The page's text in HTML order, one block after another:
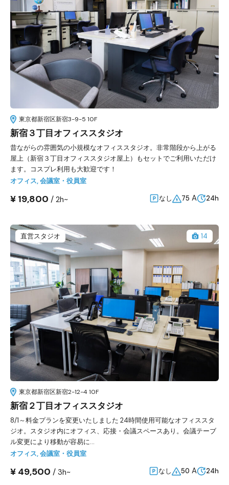
東京都新宿区新宿3-9-5 10F
新宿３丁目オフィススタジオ
昔ながらの雰囲気の小規模なオフィススタジオ。非常階段から上がる
屋上（新宿３丁目オフィススタジオ屋上）もセットでご利用いただけ
ます。コスプレ利用も大歓迎です！
オフィス,会議室・役員室
¥ 19,800 / 2h~ なし 75 A 24h
直営スタジオ 14
東京都新宿区新宿2-12-4 10F
新宿２丁目オフィススタジオ
8/1～料金プランを変更いたしました 24時間使用可能なオフィススタ
ジオ。スタジオ内にオフィス、応接・会議スペースあり。会議テーブ
ル変更により移動が容易に...
オフィス,会議室・役員室
¥ 49,500 / 3h~ なし 50 A 24h